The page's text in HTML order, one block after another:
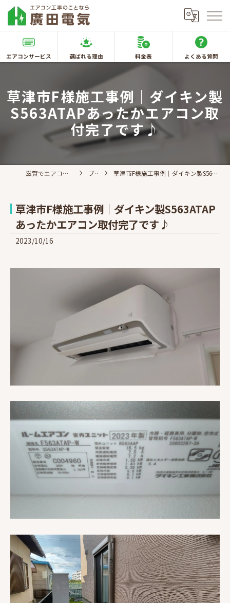
エアコンサービス 選ばれる理由 料金表 よくある質問
草津市F様施工事例｜ダイキン製
S563ATAPあったかエアコン取
付完了です♪
滋賀でエアコン取付なら廣田電気 ブログ 草津市F様施工事例｜ダイキン製S563ATAPあったかエアコン取付完了です♪
草津市F様施工事例｜ダイキン製S563ATAP
あったかエアコン取付完了です♪
2023/10/16